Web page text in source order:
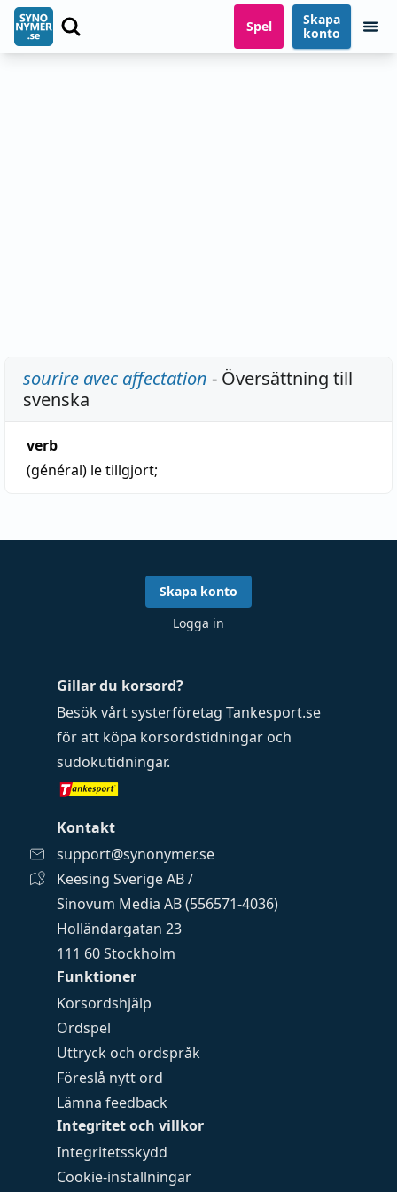
Spel
Skapa
konto
sourire avec affectation - Översättning till
svenska
verb
(général) le tillgjort;
Funktioner
Korsordshjälp
Ordspel
Uttryck och ordspråk
Föreslå nytt ord
Lämna feedback
Integritet och villkor
Integritetsskydd
Cookie-inställningar
Gillar du korsord?
Besök vårt systerföretag Tankesport.se
för att köpa korsordstidningar och
sudokutidningar.
Kontakt
support@synonymer.se
Keesing Sverige AB /
Sinovum Media AB (556571-4036)
Holländargatan 23
111 60 Stockholm
Skapa konto
Logga in